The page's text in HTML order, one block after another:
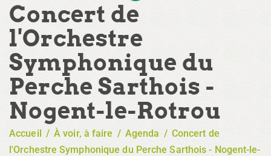
Concert de
l'Orchestre
Symphonique du
Perche Sarthois -
Nogent-le-Rotrou
Accueil / À voir, à faire / Agenda / Concert de
l'Orchestre Symphonique du Perche Sarthois - Nogent-le-